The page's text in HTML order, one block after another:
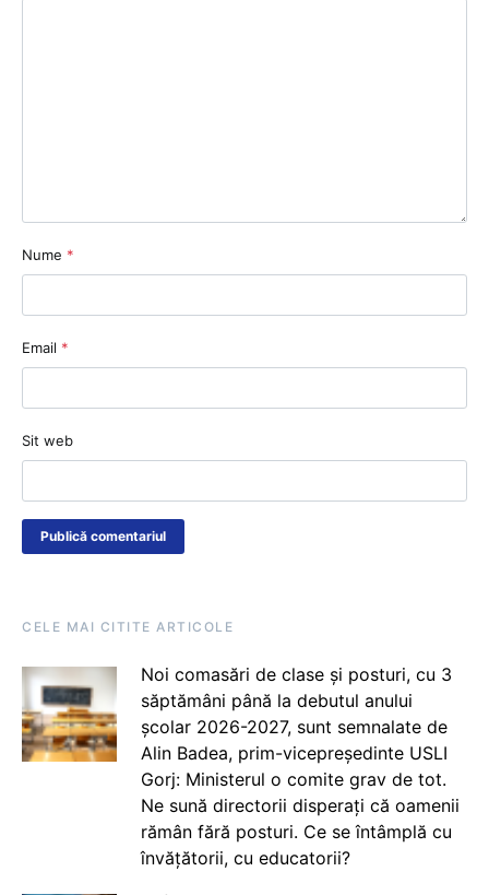
Nume *
Email *
Sit web
CELE MAI CITITE ARTICOLE
Noi comasări de clase și posturi, cu 3
săptămâni până la debutul anului
școlar 2026-2027, sunt semnalate de
Alin Badea, prim-vicepreședinte USLI
Gorj: Ministerul o comite grav de tot.
Ne sună directorii disperați că oamenii
rămân fără posturi. Ce se întâmplă cu
învățătorii, cu educatorii?